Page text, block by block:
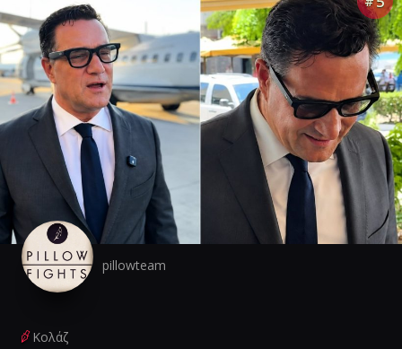
pillowteam
Κολάζ